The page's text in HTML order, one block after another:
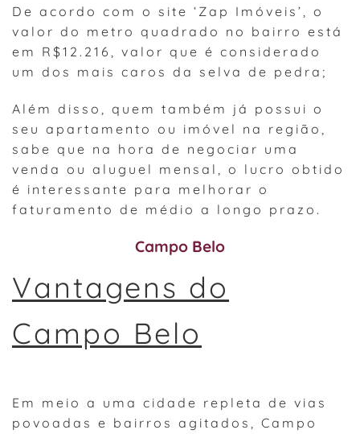
De acordo com o site ‘Zap Imóveis’, o
valor do metro quadrado no bairro está
em R$12.216, valor que é considerado
um dos mais caros da selva de pedra;
Além disso, quem também já possui o
seu apartamento ou imóvel na região,
sabe que na hora de negociar uma
venda ou aluguel mensal, o lucro obtido
é interessante para melhorar o
faturamento de médio a longo prazo.
Campo Belo
Vantagens do
Campo Belo
Em meio a uma cidade repleta de vias
povoadas e bairros agitados, Campo